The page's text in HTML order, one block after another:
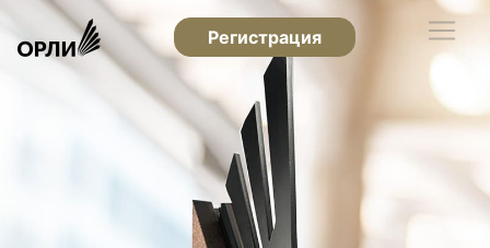
Регистрация